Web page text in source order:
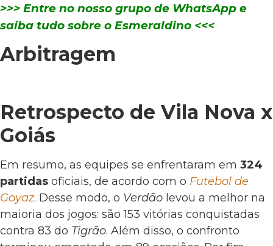
>>> Entre no nosso grupo de WhatsApp e
saiba tudo sobre o Esmeraldino <<<
Arbitragem
Retrospecto de Vila Nova x
Goiás
Em resumo, as equipes se enfrentaram em 324
partidas oficiais, de acordo com o Futebol de
Goyaz. Desse modo, o Verdão levou a melhor na
maioria dos jogos: são 153 vitórias conquistadas
contra 83 do Tigrão. Além disso, o confronto